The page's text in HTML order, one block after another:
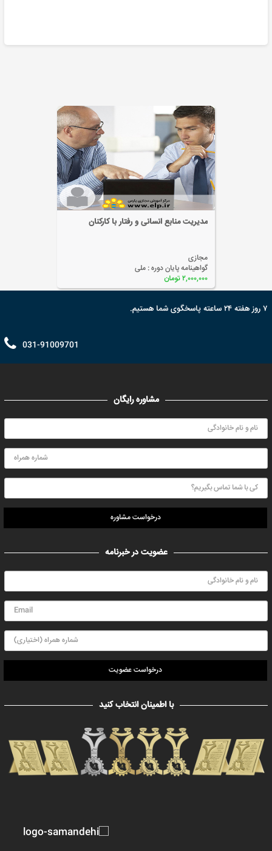
مدیریت منابع انسانی و رفتار با کارکنان
مجازی
گواهینامه پایان دوره : ملی
۲,۰۰۰,۰۰۰ تومان
۷ روز هفته ۲۴ ساعته پاسخگوی شما هستیم.
031-91009701
مشاوره رایگان
درخواست مشاوره
عضویت در خبرنامه
درخواست عضویت
با اطمینان انتخاب کنید